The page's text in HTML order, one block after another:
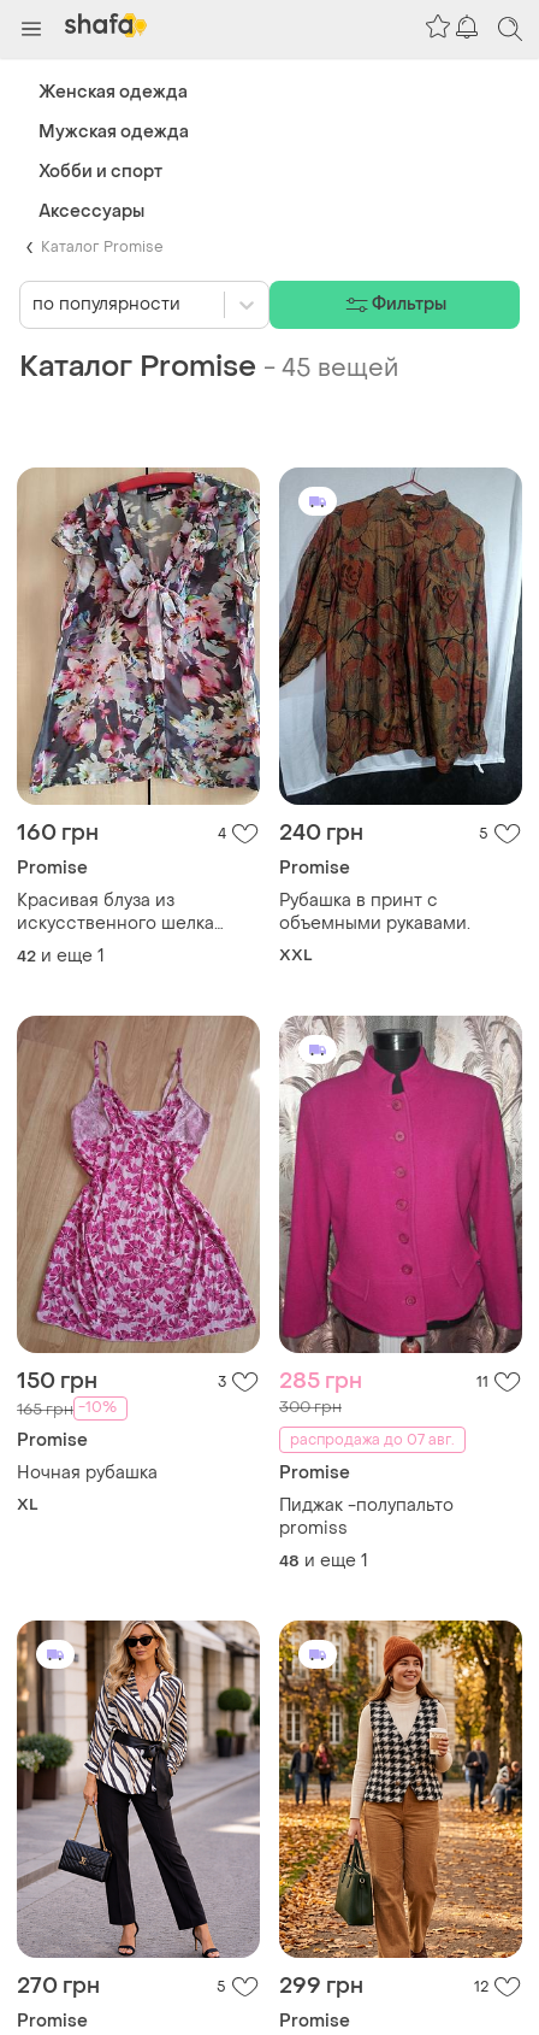
Каталог Promise
Каталог Promise -45 вещей
160 грн 4
Promise
Красивая блуза из
искусственного шелка
promis
42 и еще 1
240 грн 5
Promise
Рубашка в принт с
объемными рукавами.
XXL
150 грн 3
165 грн -10%
Promise
Ночная рубашка
XL
285 грн 11
300 грн
распродажа до 07 авг.
Promise
Пиджак -полупальто
promiss
48 и еще 1
270 грн 5
Promise
299 грн 12
Promise
по популярности Фильтры
Женская одежда
Мужская одежда
Хобби и спорт
Аксессуары